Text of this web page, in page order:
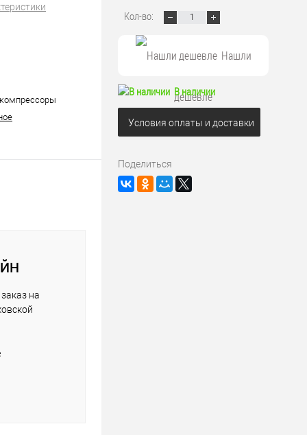
на
Кол-во:
Нашли
дешевле
В наличии
Условия оплаты и доставки
Поделиться